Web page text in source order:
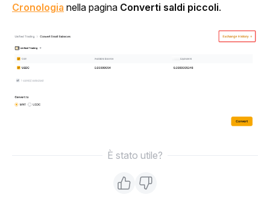
Cronologia nella pagina Converti saldi piccoli.
È stato utile?